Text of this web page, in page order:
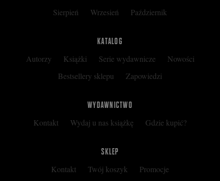
Sierpień Wrzesień Październik
KATALOG
Autorzy Książki Serie wydawnicze
Nowości
Bestsellery sklepu
Zapowiedzi
WYDAWNICTWO
Kontakt Wydaj u nas książkę Gdzie kupić?
SKLEP
Kontakt Twój koszyk Promocje